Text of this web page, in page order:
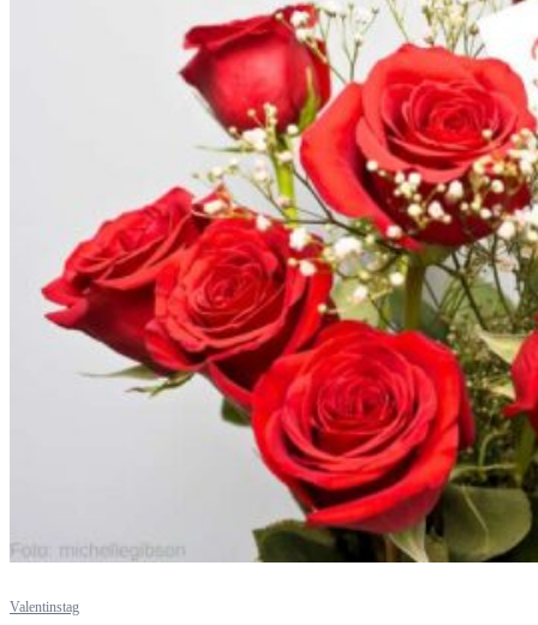
Valentinstag